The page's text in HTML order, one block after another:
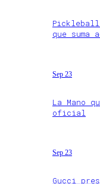
que suma
Sep 23
La Mano
oficial
Sep 23
Gucci